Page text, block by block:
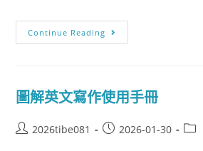
Continue Reading
圖解英文寫作使用手冊
2026tibe081 2026-01-30